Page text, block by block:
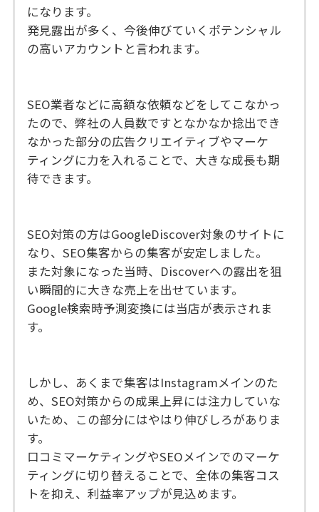
になります。
発見露出が多く、今後伸びていくポテンシャル
の高いアカウントと言われます。
SEO業者などに高額な依頼などをしてこなかっ
たので、弊社の人員数ですとなかなか捻出でき
なかった部分の広告クリエイティブやマーケ
ティングに力を入れることで、大きな成長も期
待できます。
SEO対策の方はGoogleDiscover対象のサイトに
なり、SEO集客からの集客が安定しました。
また対象になった当時、Discoverへの露出を狙
い瞬間的に大きな売上を出せています。
Google検索時予測変換には当店が表示されま
す。
しかし、あくまで集客はInstagramメインのた
め、SEO対策からの成果上昇には注力していな
いため、この部分にはやはり伸びしろがありま
す。
口コミマーケティングやSEOメインでのマーケ
ティングに切り替えることで、全体の集客コス
トを抑え、利益率アップが見込めます。